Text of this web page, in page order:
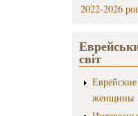
2022-2026
світ
Еврейские
женщины